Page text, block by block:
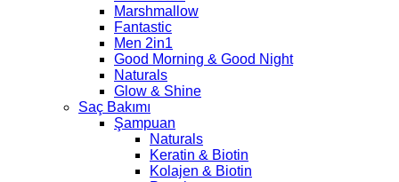
Marshmallow
Fantastic
Men 2in1
Good Morning & Good Night
Naturals
Glow & Shine
Saç Bakımı
Şampuan
Naturals
Keratin & Biotin
Kolajen & Biotin